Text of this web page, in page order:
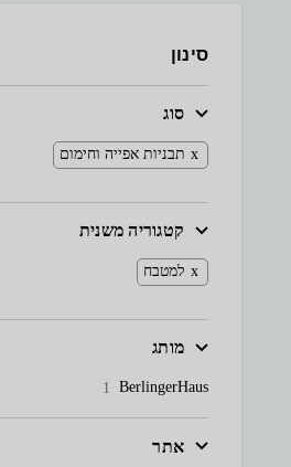
סינון
סוג
תבניות אפייה וחימום
קטגוריה משנית
למטבח
מותג
BerlingerHaus
1
אתר